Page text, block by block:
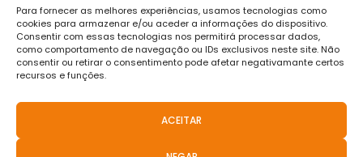
Para fornecer as melhores experiências, usamos tecnologias como
cookies para armazenar e/ou aceder a informações do dispositivo.
Consentir com essas tecnologias nos permitirá processar dados,
como comportamento de navegação ou IDs exclusivos neste site. Não
consentir ou retirar o consentimento pode afetar negativamante certos
recursos e funções.
ACEITAR
Contacts
SUIVEZ-NOUS